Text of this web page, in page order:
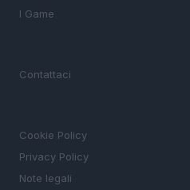
I Game
Contattaci
Cookie Policy
Privacy Policy
Note legali